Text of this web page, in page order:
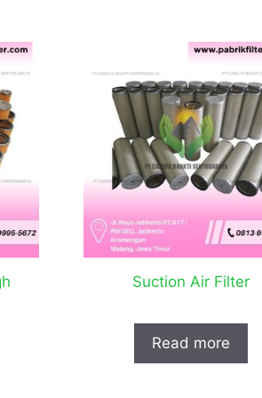
Suction Air Filter
Read more